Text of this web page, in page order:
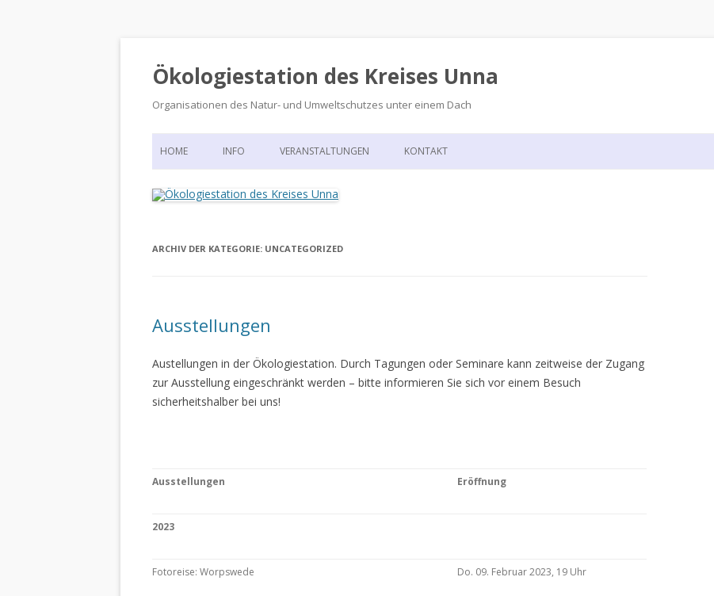
Ökologiestation des Kreises Unna
Organisationen des Natur- und Umweltschutzes unter einem Dach
Zum
HOME INFO VERANSTALTUNGEN KONTAKT
ARCHIV DER KATEGORIE: UNCATEGORIZED
Ausstellungen
Austellungen in der Ökologiestation. Durch Tagungen oder Seminare kann zeitweise der Zugang
zur Ausstellung eingeschränkt werden – bitte informieren Sie sich vor einem Besuch
sicherheitshalber bei uns!
Ausstellungen Eröffnung
2023
Fotoreise: Worpswede Do. 09. Februar 2023, 19 Uhr